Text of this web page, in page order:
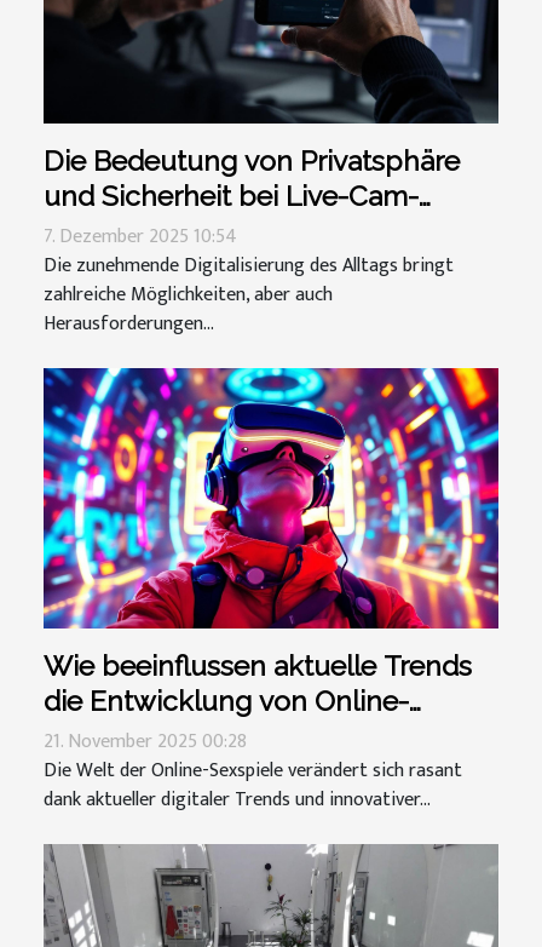
Die Bedeutung von Privatsphäre
und Sicherheit bei Live-Cam-
Sessions
7. Dezember 2025 10:54
Die zunehmende Digitalisierung des Alltags bringt
zahlreiche Möglichkeiten, aber auch
Herausforderungen...
Wie beeinflussen aktuelle Trends
die Entwicklung von Online-
Sexspielen?
21. November 2025 00:28
Die Welt der Online-Sexspiele verändert sich rasant
dank aktueller digitaler Trends und innovativer...